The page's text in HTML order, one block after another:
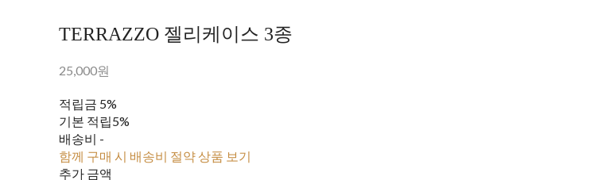
TERRAZZO 젤리케이스 3종
25,000원
적립금 5%
기본 적립5%
배송비 -
함께 구매 시 배송비 절약 상품 보기
추가 금액